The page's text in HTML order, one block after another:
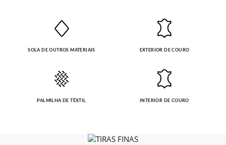
SOLA DE OUTROS MATERIAIS EXTERIOR DE COURO
PALMILHA DE TÊXTIL INTERIOR DE COURO